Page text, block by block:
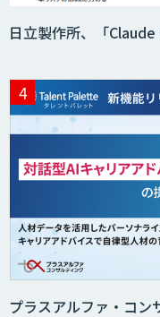
日立製作所、「
プラスアルファ・コン